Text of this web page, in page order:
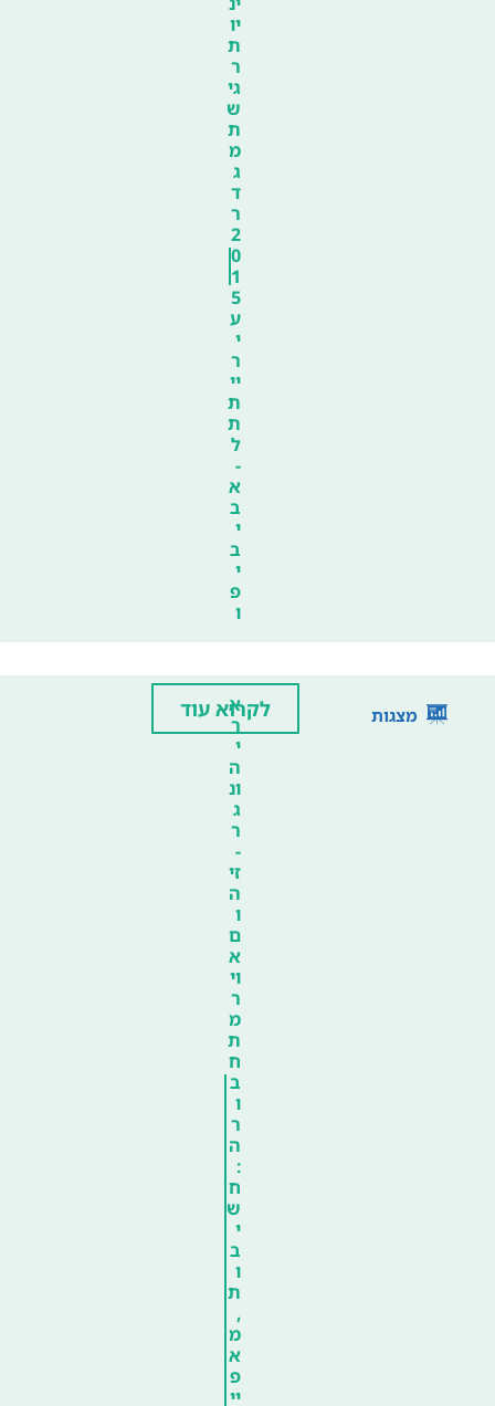
יו
ת
ר
גי
ש
ת
מ
ג
ד
ר
2
0
1
5
ע
י
ר
יי
ת
ת
ל
-
א
ב
י
ב
י
פ
ו
מצגות
א
ר
י
ה
ונ
ג
ר
-
זי
ה
ו
ם
א
וי
ר
מ
ת
ח
ב
ו
ר
ה
:
ח
ש
י
ב
ו
ת
,
מ
א
פ
יי
לקרוא עוד